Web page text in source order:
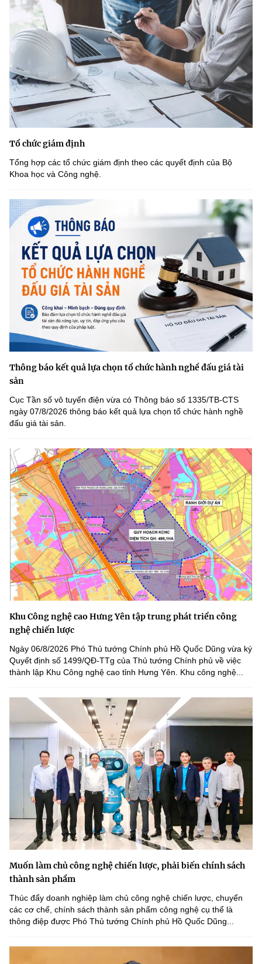
Tổ chức giám định
Tổng hợp các tổ chức giám định theo các quyết định của Bộ
Khoa học và Công nghệ.
Thông báo kết quả lựa chọn tổ chức hành nghề đấu giá tài
sản
Cục Tần số vô tuyến điện vừa có Thông báo số 1335/TB-CTS
ngày 07/8/2026 thông báo kết quả lựa chọn tổ chức hành nghề
đấu giá tài sản.
Khu Công nghệ cao Hưng Yên tập trung phát triển công
nghệ chiến lược
Ngày 06/8/2026 Phó Thủ tướng Chính phủ Hồ Quốc Dũng vừa ký
Quyết định số 1499/QĐ-TTg của Thủ tướng Chính phủ về việc
thành lập Khu Công nghệ cao tỉnh Hưng Yên. Khu công nghệ...
Muốn làm chủ công nghệ chiến lược, phải biến chính sách
thành sản phẩm
Thúc đẩy doanh nghiệp làm chủ công nghệ chiến lược, chuyển
các cơ chế, chính sách thành sản phẩm công nghệ cụ thể là
thông điệp được Phó Thủ tướng Chính phủ Hồ Quốc Dũng...